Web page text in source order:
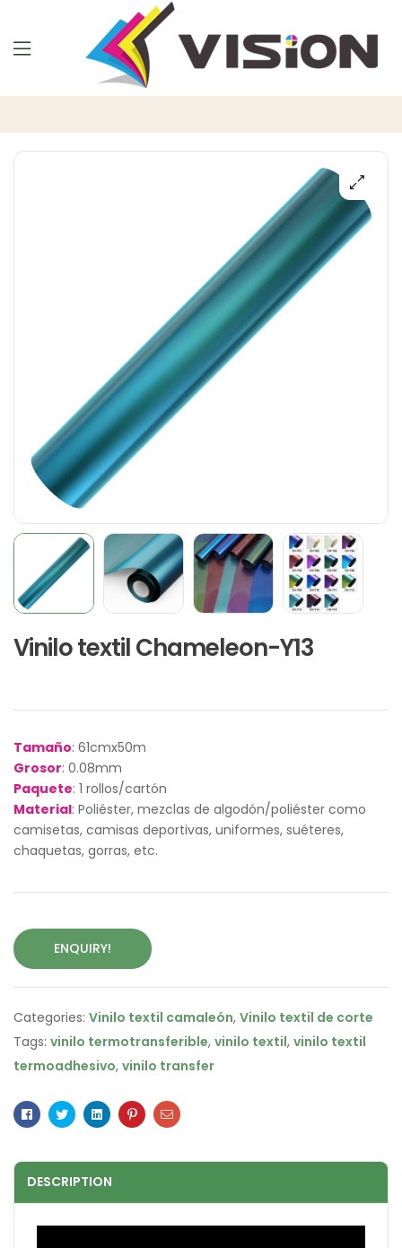
Vinilo textil Chameleon-Y13
Tamaño: 61cmx50m
Grosor: 0.08mm
Paquete: 1 rollos/cartón
Material: Poliéster, mezclas de algodón/poliéster como
camisetas, camisas deportivas, uniformes, suéteres,
chaquetas, gorras, etc.
ENQUIRY!
Categories: Vinilo textil camaleón, Vinilo textil de corte
Tags: vinilo termotransferible, vinilo textil, vinilo textil
termoadhesivo, vinilo transfer
Facebook
TwitterLinkedinPinterestEmail
DESCRIPTION